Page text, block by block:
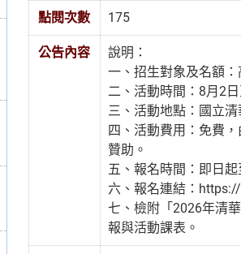
點閱次數 175
公告內容
說明：
一、招生對象及名額
二、活動時間：8月2日
三、活動地點：國立
四、活動費用：免費
贊助。
五、報名時間：即日起
六、報名連結：
七、檢附「2026年清
報與活動課表。